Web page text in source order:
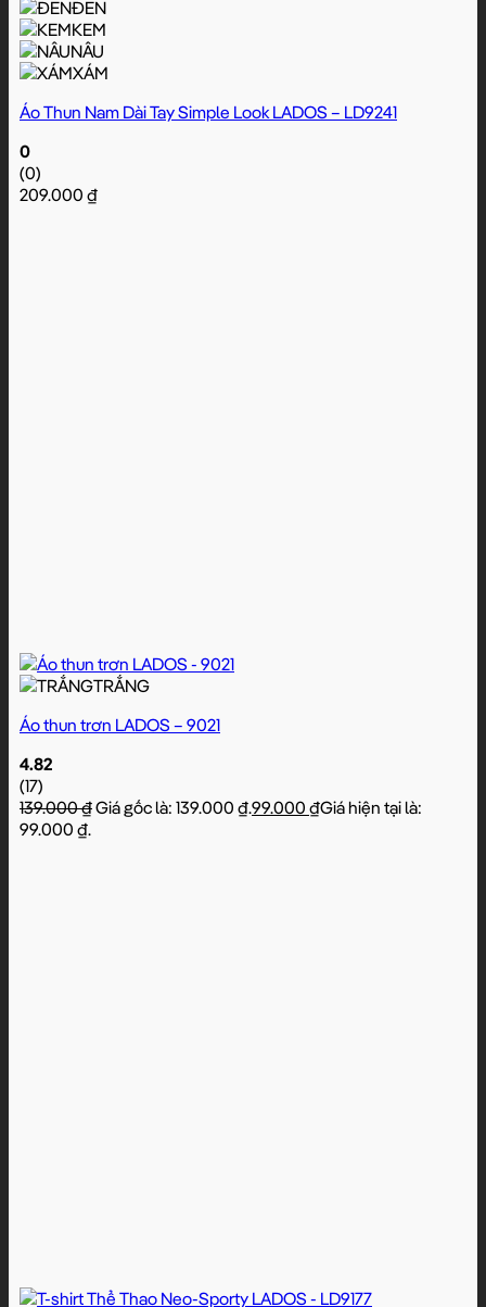
ĐEN
KEM
NÂU
XÁM
Áo Thun Nam Dài Tay Simple Look LADOS – LD9241
0
(0)
209.000 ₫
TRẮNG
Áo thun trơn LADOS – 9021
4.82
(17)
139.000₫Giá gốc là: 139.000 ₫.99.000 ₫Giá hiện tại là:
99.000 ₫.